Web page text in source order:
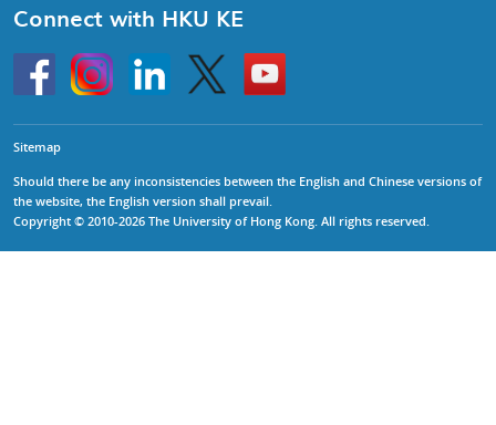
Connect with HKU KE
HKU
InstagramLinkedin Twitter
Go
to
HKU
Sitemap
Should there be any inconsistencies between the English and Chinese versions of
the website, the English version shall prevail.
Copyright © 2010-2026 The University of Hong Kong. All rights reserved.